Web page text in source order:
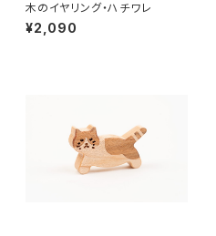
木のイヤリング・ハチワレ
¥2,090